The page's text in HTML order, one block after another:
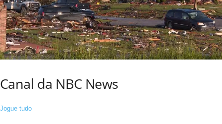
Canal da NBC News
Jogue tudo